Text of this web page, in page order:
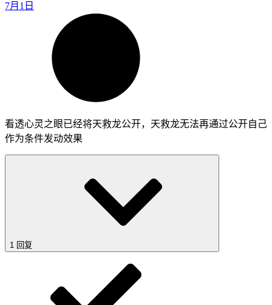
7月1日
看透心灵之眼已经将天救龙公开，天救龙无法再通过公开自己
作为条件发动效果
1 回复